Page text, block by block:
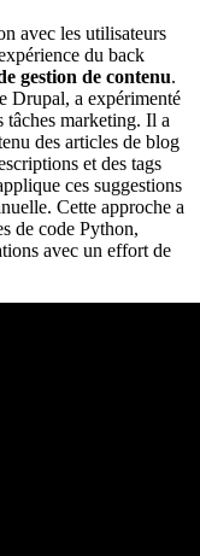
avec les utilisateurs
du back
gestion de contenu.
Drupal, a expérimenté
tâches marketing. Il a
des articles de blog
et des tags
ces suggestions
Cette approche a
de code Python,
avec un effort de